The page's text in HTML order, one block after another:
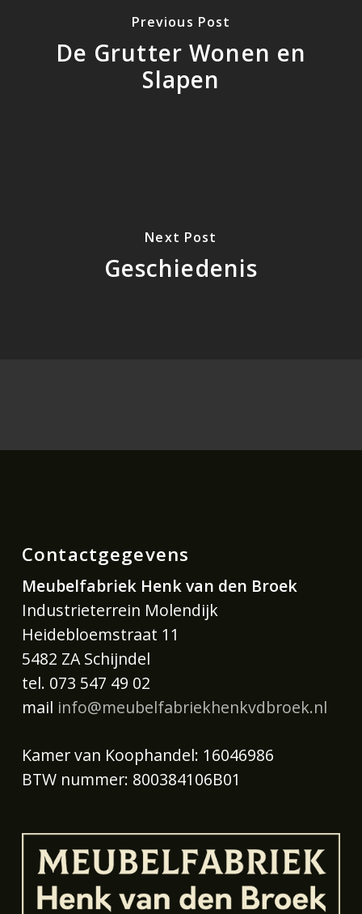
Previous Post
De Grutter Wonen en
Slapen
Next Post
Geschiedenis
Contactgegevens
Meubelfabriek Henk van den Broek
Industrieterrein Molendijk
Heidebloemstraat 11
5482 ZA Schijndel
tel. 073 547 49 02
mail info@meubelfabriekhenkvdbroek.nl
Kamer van Koophandel: 16046986
BTW nummer: 800384106B01